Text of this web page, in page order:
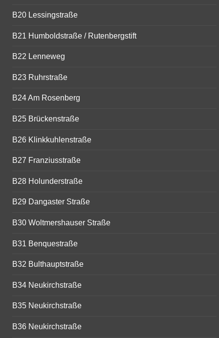
B20 Lessingstraße
B21 Humboldstraße / Rutenbergstift
B22 Lenneweg
B23 Ruhrstraße
B24 Am Rosenberg
B25 Brückenstraße
B26 Klinkkuhlenstraße
B27 Franziusstraße
B28 Holunderstraße
B29 Dangaster Straße
B30 Woltmershauser Straße
B31 Benquestraße
B32 Bulthauptstraße
B34 Neukirchstraße
B35 Neukirchstraße
B36 Neukirchstraße